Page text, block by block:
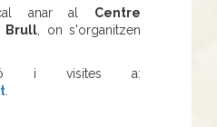
cal anar al Centre
Brull , on s'organitzen
i visites a: